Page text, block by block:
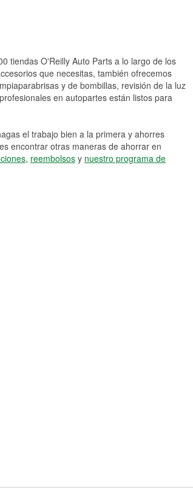
tiendas O'Reilly Auto Parts a lo largo de los
que necesitas, también ofrecemos
y de bombillas, revisión de la luz
en autopartes están listos para
el trabajo bien a la primera y ahorres
encontrar otras maneras de ahorrar en
, reembolsos y nuestro programa de